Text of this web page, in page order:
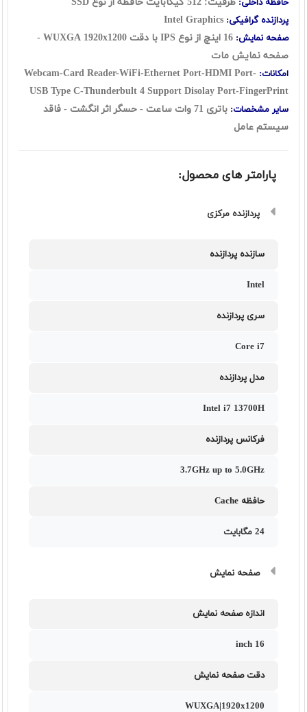
حافظه داخلی:
پردازنده گرافیکی:
صفحه نمایش:
16 اینچ از نوع IPS با دقت WUXGA 1920x1200 -
صفحه نمایش مات
امکانات: Webcam-Card Reader-WiFi-Ethernet Port-HDMI Port-
USB Type C-Thunderbult 4 Support Disolay Port-FingerPrint
سایر مشخصات:
باتری 71 وات ساعت - حسگر اثر انگشت - فاقد
سیستم عامل
پارامتر های محصول:
پردازنده مرکزی
سازنده پردازنده
Intel
سری پردازنده
Core i7
مدل پردازنده
Intel i7 13700H
فرکانس پردازنده
3.7GHz up to 5.0GHz
حافظه Cache
24 مگابایت
صفحه نمایش
اندازه صفحه نمایش
16 inch
دقت صفحه نمایش
WUXGA|1920x1200